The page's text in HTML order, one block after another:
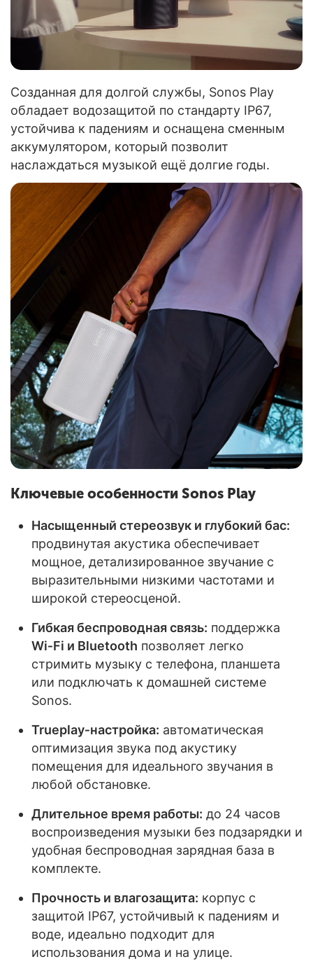
Созданная для долгой службы, Sonos Play
обладает водозащитой по стандарту IP67,
устойчива к падениям и оснащена сменным
аккумулятором, который позволит
наслаждаться музыкой ещё долгие годы.
Ключевые особенности Sonos Play
Насыщенный стереозвук и глубокий бас:
продвинутая акустика обеспечивает
мощное, детализированное звучание с
выразительными низкими частотами и
широкой стереосценой.
Гибкая беспроводная связь: поддержка
Wi‑Fi и Bluetooth позволяет легко
стримить музыку с телефона, планшета
или подключать к домашней системе
Sonos.
Trueplay‑настройка: автоматическая
оптимизация звука под акустику
помещения для идеального звучания в
любой обстановке.
Длительное время работы: до 24 часов
воспроизведения музыки без подзарядки и
удобная беспроводная зарядная база в
комплекте.
Прочность и влагозащита: корпус с
защитой IP67, устойчивый к падениям и
воде, идеально подходит для
использования дома и на улице.